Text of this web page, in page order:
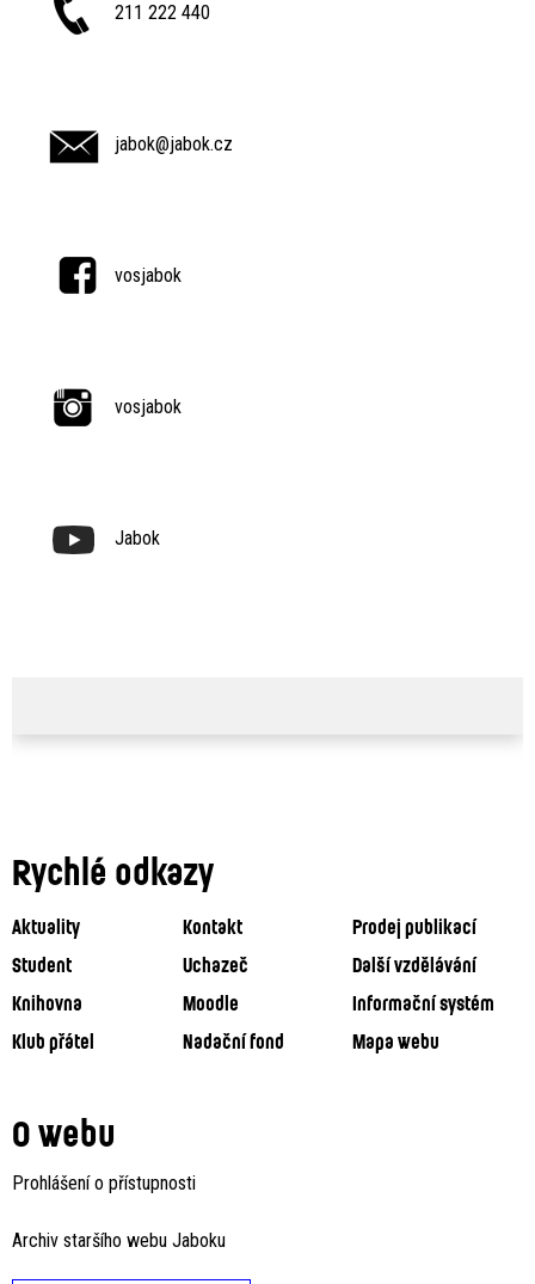
211 222 440
jabok@jabok.cz
vosjabok
vosjabok
Jabok
Rychlé odkazy
Aktuality Kontakt
Prodej publikací
Student
Uchazeč
Další vzdělávání
Knihovna
Moodle
Informační systém
Klub přátel
Nadační fond Mapa webu
O webu
Prohlášení o přístupnosti
Archiv staršího webu Jaboku